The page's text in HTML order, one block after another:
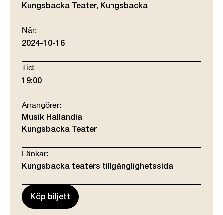
Kungsbacka Teater, Kungsbacka
När:
2024-10-16
Tid:
19:00
Arrangörer:
Musik Hallandia
Kungsbacka Teater
Länkar:
Kungsbacka teaters tillgänglighetssida
Köp biljett